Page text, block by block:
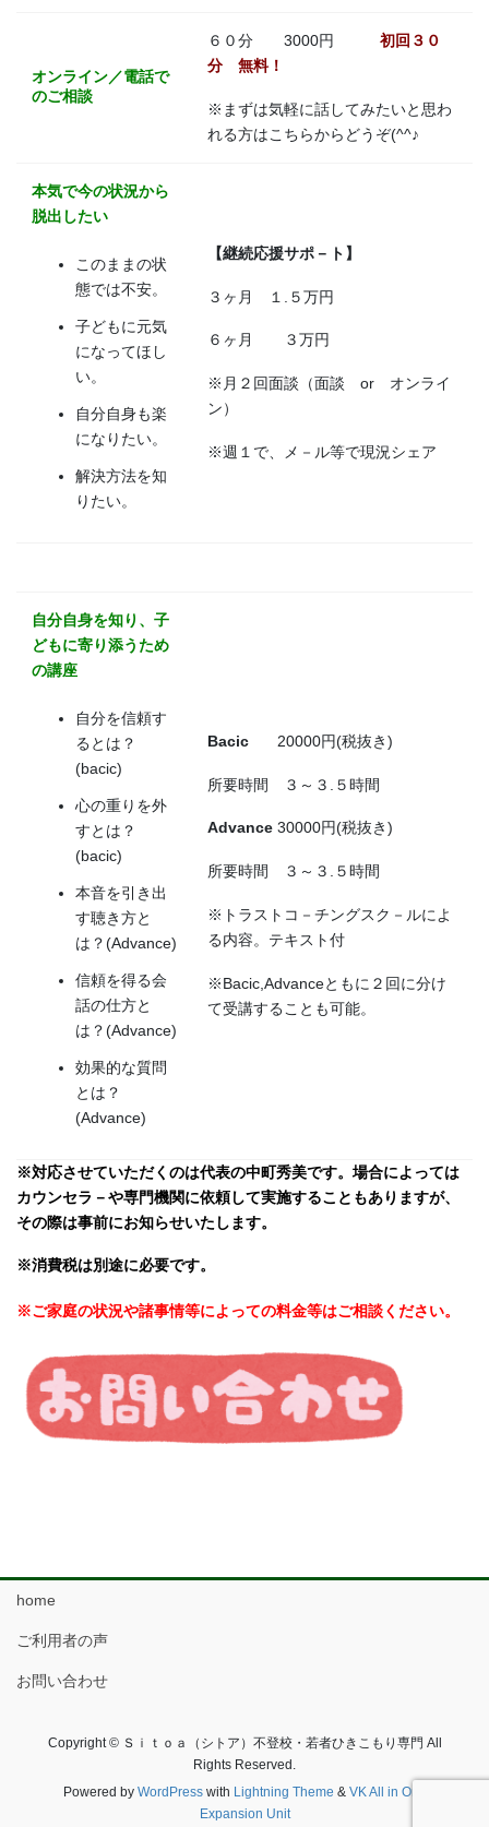
オンライン／電話で
のご相談
６０分 3000円 初回３０
分 無料！
※まずは気軽に話してみたいと思わ
れる方はこちらからどうぞ(^^♪
本気で今の状況から
脱出したい
このままの状
態では不安。
子どもに元気
になってほし
い。
自分自身も楽
になりたい。
解決方法を知
りたい。
【継続応援サポ－ト】
３ヶ月 １.５万円
６ヶ月 ３万円
※月２回面談（面談 or オンライ
ン）
※週１で、メ－ル等で現況シェア
自分自身を知り、子
どもに寄り添うため
の講座
自分を信頼す
るとは？
(bacic)
心の重りを外
すとは？
(bacic)
本音を引き出
す聴き方と
は？(Advance)
信頼を得る会
話の仕方と
は？(Advance)
効果的な質問
とは？
(Advance)
Bacic 20000円(税抜き)
所要時間 ３～３.５時間
Advance 30000円(税抜き)
所要時間 ３～３.５時間
※トラストコ－チングスク－ルによ
る内容。テキスト付
※Bacic,Advanceともに２回に分け
て受講することも可能。
※対応させていただくのは代表の中町秀美です。場合によっては
カウンセラ－や専門機関に依頼して実施することもありますが、
その際は事前にお知らせいたします。
※消費税は別途に必要です。
※ご家庭の状況や諸事情等によっての料金等はご相談ください。
home
ご利用者の声
お問い合わせ
Copyright © Ｓｉｔｏａ（シトア）不登校・若者ひきこもり専門 All
Rights Reserved.
Powered by WordPresswith Lightning Theme & VK All in One
Expansion Unit